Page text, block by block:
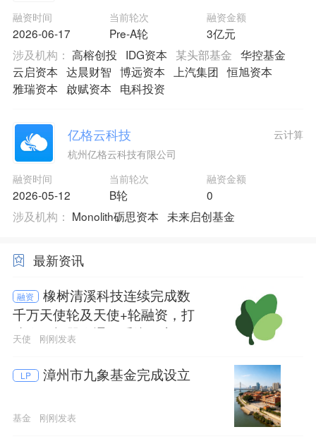
融资时间
2026-06-17
当前轮次
Pre-A轮
融资金额
3亿元
涉及机构： 高榕创投 IDG资本 某头部基金 华控基金
云启资本 达晨财智 博远资本 上汽集团 恒旭资本
雅瑞资本
啟赋资本 电科投资
亿格云科技
杭州亿格云科技有限公司
融资时间
2026-05-12
当前轮次
B轮
融资金额
0
云计算
涉及机构： Monolith砺思资本 未来启创基金
最新资讯
融资
橡树清溪科技连续完成数
千万天使轮及天使+轮融资，打
造人形机器人通用系统及应用
天使 刚刚发表
LP 漳州市九象基金完成设立
基金 刚刚发表